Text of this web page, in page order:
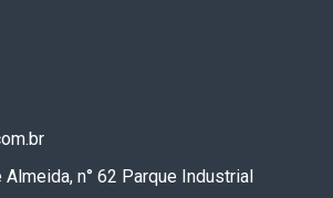
n° 62 Parque Industrial